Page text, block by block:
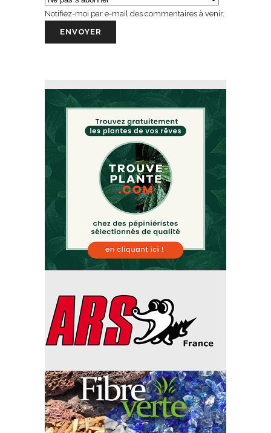
Notifiez-moi par e-mail des commentaires à venir.